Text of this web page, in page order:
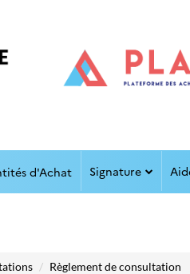
d'Achat Signature
Règlement de consultation